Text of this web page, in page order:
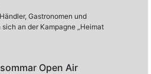
Gastronomen und
an der Kampagne „Heimat
Open Air